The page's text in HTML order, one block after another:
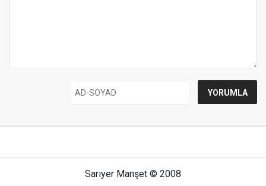
Sarıyer Manşet © 2008